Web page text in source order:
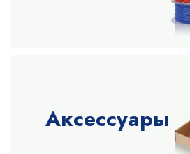
Аксессуары